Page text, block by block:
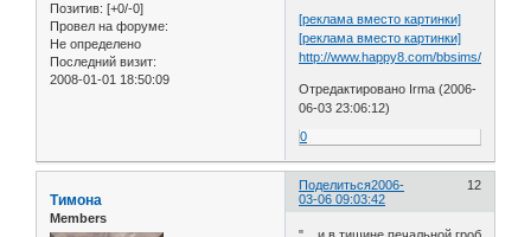
Позитив: [+0/-0]
Провел на форуме:
Не определено
Последний визит:
2008-01-01 18:50:09
[реклама вместо картинки]
[реклама вместо картинки]
http://www.happy8.com/bbsims/
Отредактировано Irma (2006-
06-03 23:06:12)
0
Поделиться 12
2006-
03-06 09:03:42
Тимона
Members
"... и в тишине печальной гроб